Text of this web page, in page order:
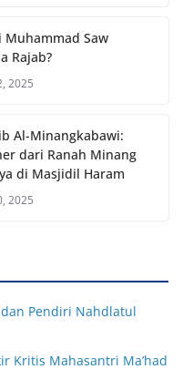
Muhammad Saw
Rajab?
2025
Al-Minangkabawi:
dari Ranah Minang
di Masjidil Haram
2025
dan Pendiri Nahdlatul
Kritis Mahasantri Ma’had